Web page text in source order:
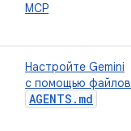
MCP
Настройте Gemini
с помощью файлов
AGENTS.md